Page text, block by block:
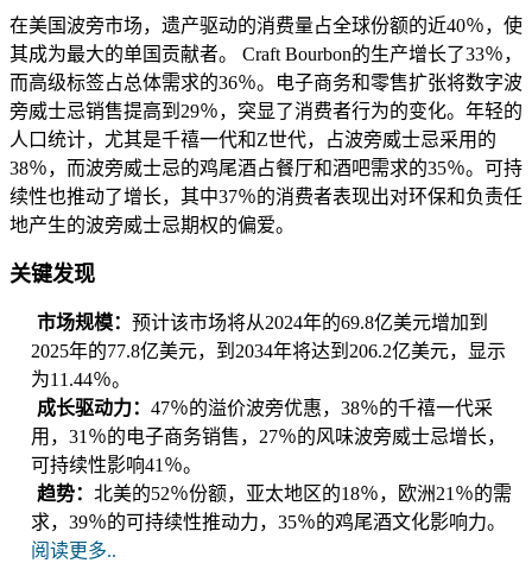
在美国波旁市场，遗产驱动的消费量占全球份额的近40％，使
其成为最大的单国贡献者。 Craft Bourbon的生产增长了33％，
而高级标签占总体需求的36％。电子商务和零售扩张将数字波
旁威士忌销售提高到29％，突显了消费者行为的变化。年轻的
人口统计，尤其是千禧一代和Z世代，占波旁威士忌采用的
38％，而波旁威士忌的鸡尾酒占餐厅和酒吧需求的35％。可持
续性也推动了增长，其中37％的消费者表现出对环保和负责任
地产生的波旁威士忌期权的偏爱。
关键发现
市场规模： 预计该市场将从2024年的69.8亿美元增加到
2025年的77.8亿美元，到2034年将达到206.2亿美元，显示
为11.44％。
成长驱动力： 47％的溢价波旁优惠，38％的千禧一代采
用，31％的电子商务销售，27％的风味波旁威士忌增长，
可持续性影响41％。
趋势： 北美的52％份额，亚太地区的18％，欧洲21％的需
求，39％的可持续性推动力，35％的鸡尾酒文化影响力。
阅读更多..